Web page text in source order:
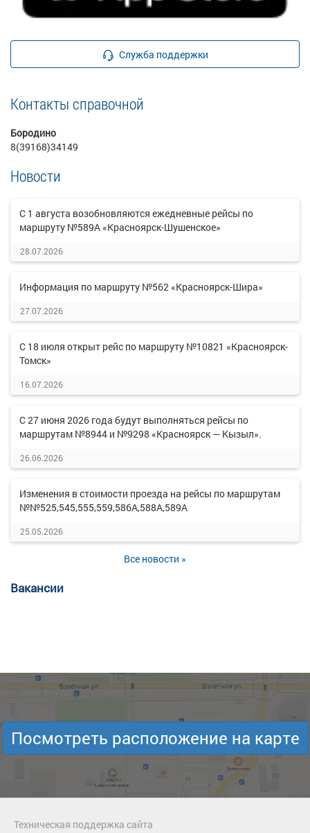
Служба поддержки
Контакты справочной
Бородино
8(39168)34149
Новости
С 1 августа возобновляются ежедневные рейсы по
маршруту №589А «Красноярск-Шушенское»
28.07.2026
Информация по маршруту №562 «Красноярск-Шира»
27.07.2026
С 18 июля открыт рейс по маршруту №10821 «Красноярск-
Томск»
16.07.2026
С 27 июня 2026 года будут выполняться рейсы по
маршрутам №8944 и №9298 «Красноярск — Кызыл».
26.06.2026
Изменения в стоимости проезда на рейсы по маршрутам
№№525,545,555,559,586А,588А,589А
25.05.2026
Все новости »
Вакансии
Посмотреть расположение на карте
Техническая поддержка сайта